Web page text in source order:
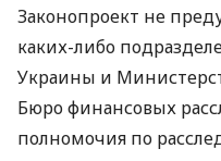
Законопроект не
каких-либо
Украины и
Бюро финансовых
полномочия по